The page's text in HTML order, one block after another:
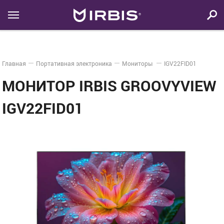
Главная Портативная электроника Мониторы IGV22FID01
МОНИТОР IRBIS GROOVYVIEW
IGV22FID01